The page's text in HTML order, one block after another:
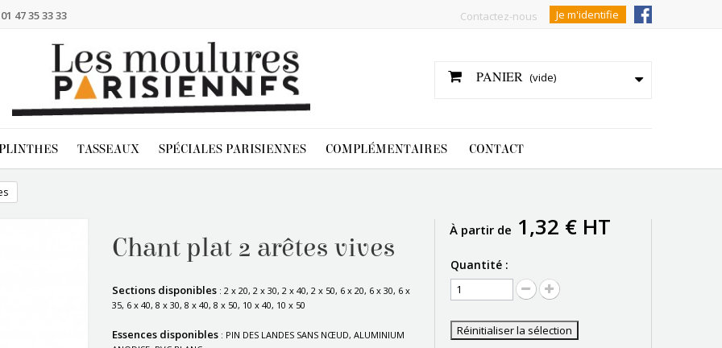
Je m'identifie
Contactez-nous
01 47 35 33 33
PANIER (vide)
TASSEAUX SPÉCIALES PARISIENNES COMPLÉMENTAIRES CONTACT
Chant plat 2 arêtes vives
Sections disponibles : 2 x 20, 2 x 30, 2 x 40, 2 x 50, 6 x 20, 6 x 30, 6 x
35, 6 x 40, 8 x 30, 8 x 40, 8 x 50, 10 x 40, 10 x 50
Essences disponibles : PIN DES LANDES SANS NŒUD, ALUMINIUM
À partir de 1,32 € HT
Quantité :
Réinitialiser la sélection